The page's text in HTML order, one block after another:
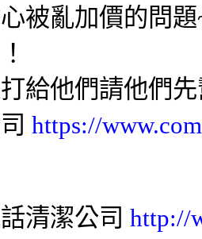
被亂加價的問
給他們請他們
https://
清潔公司 http://